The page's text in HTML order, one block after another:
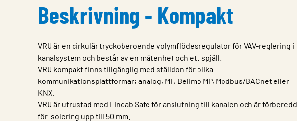
Beskrivning - Kompakt
VRU är en cirkulär tryckoberoende volymflödesregulator för VAV-reglering i
kanalsystem och består av en mätenhet och ett spjäll.
VRU kompakt finns tillgänglig med ställdon för olika
kommunikationsplattformar; analog, MF, Belimo MP, Modbus/BACnet eller
KNX.
VRU är utrustad med Lindab Safe för anslutning till kanalen och är förberedd
för isolering upp till 50 mm.